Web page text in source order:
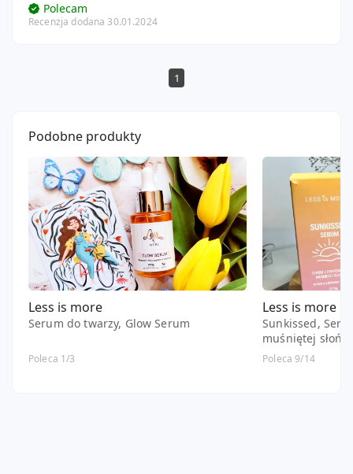
Polecam
Recenzja dodana 30.01.2024
1
Podobne produkty
Less is more
Serum do twarzy, Glow Serum
Poleca 1/3
Less is more
Sunkissed,
muśniętej
Poleca 9/14